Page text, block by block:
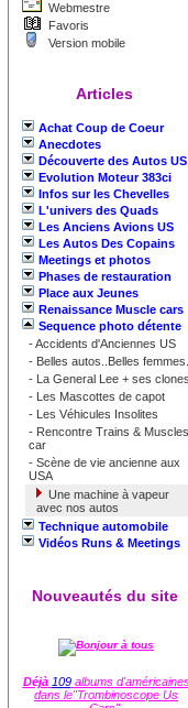
Webmestre
Favoris
Version mobile
Articles
Achat Coup de Coeur
Anecdotes
Découverte des Autos US
Evolution Moteur 383ci
Infos sur les Chevelles
L'univers des Quads
Les Anciens Avions US
Les Autos Des Copains
Meetings et photos
Phases de restauration
Place aux Jeunes
Renaissance Muscle cars
Sequence photo détente
-Accidents d'Anciennes US
- Belles autos..Belles femmes..
- La General Lee + ses clones
- Les Mascottes de capot
- Les Véhicules Insolites
- Rencontre Trains & Muscles
car
- Scène de vie ancienne aux
USA
Une machine à vapeur
avec nos autos
Technique automobile
Vidéos Runs & Meetings
Nouveautés du site
Déjà 109albums
dans le"Trombinoscope Us